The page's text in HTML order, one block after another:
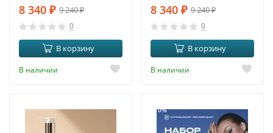
желанию
8 340 ₽ 9 240₽
0
В корзину
В наличии
8 340 ₽ 9 240₽
0
В корзину
В наличии
-10%